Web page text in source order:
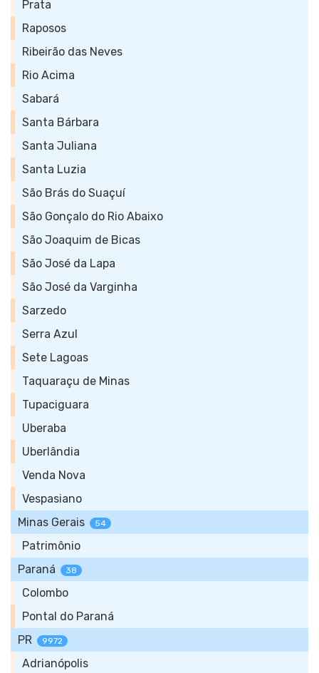
Prata
Raposos
Ribeirão das Neves
Rio Acima
Sabará
Santa Bárbara
Santa Juliana
Santa Luzia
São Brás do Suaçuí
São Gonçalo do Rio Abaixo
São Joaquim de Bicas
São José da Lapa
São José da Varginha
Sarzedo
Serra Azul
Sete Lagoas
Taquaraçu de Minas
Tupaciguara
Uberaba
Uberlândia
Venda Nova
Vespasiano
Minas Gerais
54
Patrimônio
Paraná
38
Colombo
Pontal do Paraná
PR
9972
Adrianópolis